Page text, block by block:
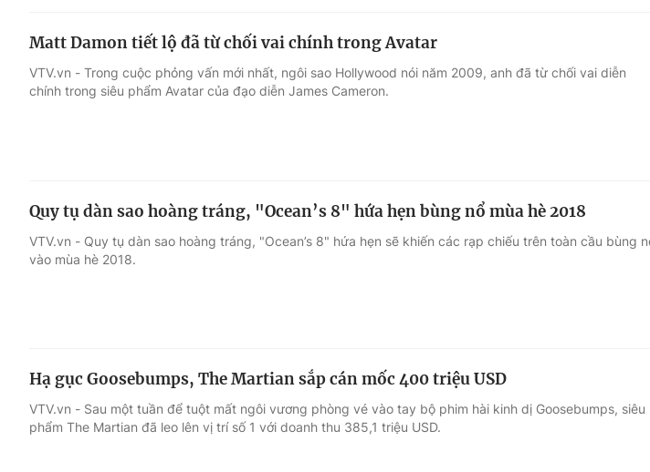
Matt Damon tiết lộ đã từ chối vai chính trong Avatar
VTV.vn - Trong cuộc phỏng vấn mới nhất, ngôi sao Hollywood nói năm 2009, anh đã từ chối vai diễn
chính trong siêu phẩm Avatar của đạo diễn James Cameron.
Quy tụ dàn sao hoàng tráng, "Ocean’s 8" hứa hẹn bùng nổ mùa hè 2018
VTV.vn - Quy tụ dàn sao hoàng tráng, "Ocean’s 8" hứa hẹn sẽ khiến các rạp chiếu trên toàn cầu bùng
vào mùa hè 2018.
Hạ gục Goosebumps, The Martian sắp cán mốc 400 triệu USD
VTV.vn - Sau một tuần để tuột mất ngôi vương phòng vé vào tay bộ phim hài kinh dị Goosebumps, siêu
phẩm The Martian đã leo lên vị trí số 1 với doanh thu 385,1 triệu USD.